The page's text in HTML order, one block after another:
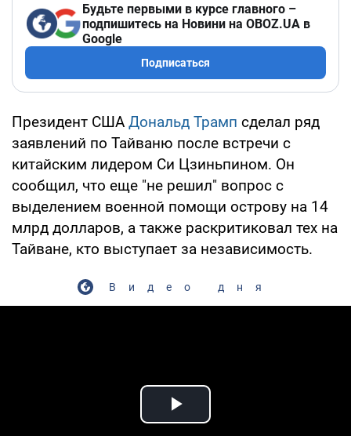
Будьте первыми в курсе главного –
подпишитесь на Новини на OBOZ.UA в
Google
Подписаться
Президент США Дональд Трамп сделал ряд
заявлений по Тайваню после встречи с
китайским лидером Си Цзиньпином. Он
сообщил, что еще "не решил" вопрос с
выделением военной помощи острову на 14
млрд долларов, а также раскритиковал тех на
Тайване, кто выступает за независимость.
Видео дня
Play Video